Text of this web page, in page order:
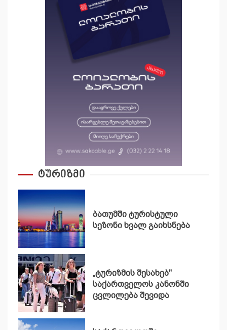
ტურიზმი
ბათუმში ტურისტული
სეზონი ხვალ გაიხსნება
„ტურიზმის შესახებ"
საქართველოს კანონში
ცვლილება შევიდა